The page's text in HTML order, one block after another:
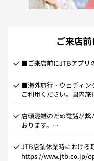
ご来店
■ご来店前にJTBアプリ
■海外旅行・ウェディン
ご利用ください。国内
店頭混雑のため電話が繋
おります。
質問を掲載しております
す。
JTB店舗休業時における
https://www.jtb.co.jp/